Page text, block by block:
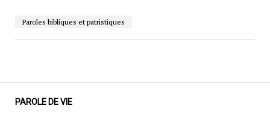
Paroles bibliques et patristiques
PAROLE DE VIE